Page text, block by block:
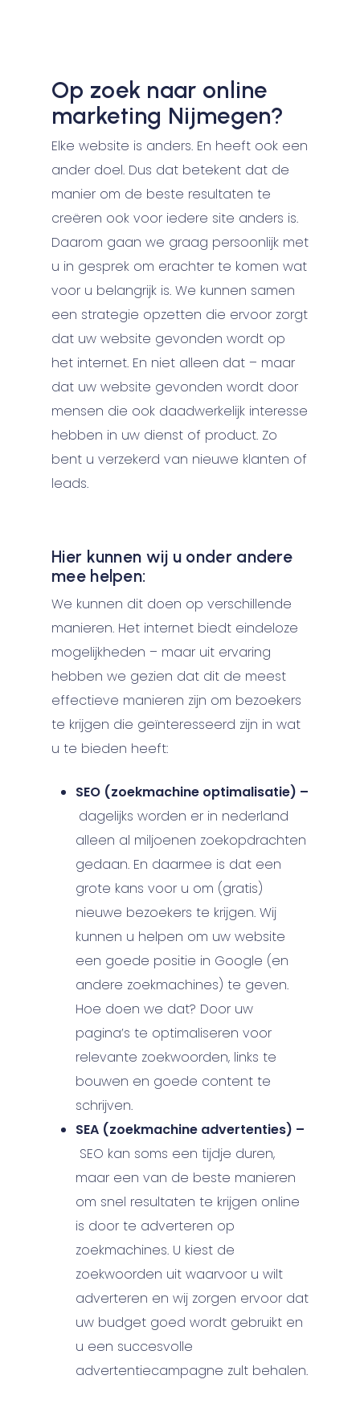
Op zoek naar online
marketing Nijmegen?
Elke website is anders. En heeft ook een
ander doel. Dus dat betekent dat de
manier om de beste resultaten te
creëren ook voor iedere site anders is.
Daarom gaan we graag persoonlijk met
u in gesprek om erachter te komen wat
voor u belangrijk is. We kunnen samen
een strategie opzetten die ervoor zorgt
dat uw website gevonden wordt op
het internet. En niet alleen dat – maar
dat uw website gevonden wordt door
mensen die ook daadwerkelijk interesse
hebben in uw dienst of product. Zo
bent u verzekerd van nieuwe klanten of
leads.
Hier kunnen wij u onder andere
mee helpen:
We kunnen dit doen op verschillende
manieren. Het internet biedt eindeloze
mogelijkheden – maar uit ervaring
hebben we gezien dat dit de meest
effectieve manieren zijn om bezoekers
te krijgen die geïnteresseerd zijn in wat
u te bieden heeft:
SEO (zoekmachine optimalisatie) –
dagelijks worden er in nederland
alleen al miljoenen zoekopdrachten
gedaan. En daarmee is dat een
grote kans voor u om (gratis)
nieuwe bezoekers te krijgen. Wij
kunnen u helpen om uw website
een goede positie in Google (en
andere zoekmachines) te geven.
Hoe doen we dat? Door uw
pagina’s te optimaliseren voor
relevante zoekwoorden, links te
bouwen en goede content te
schrijven.
SEA (zoekmachine advertenties) –
SEO kan soms een tijdje duren,
maar een van de beste manieren
om snel resultaten te krijgen online
is door te adverteren op
zoekmachines. U kiest de
zoekwoorden uit waarvoor u wilt
adverteren en wij zorgen ervoor dat
uw budget goed wordt gebruikt en
u een succesvolle
advertentiecampagne zult behalen.